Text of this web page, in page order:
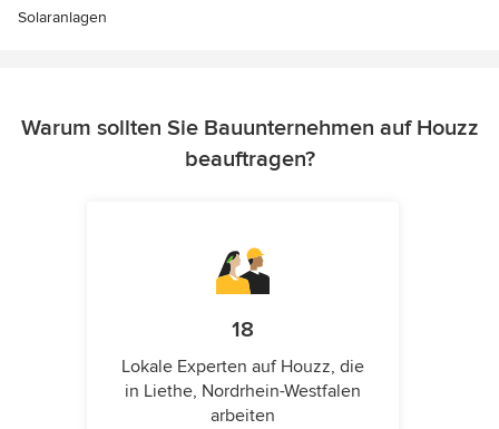
Solaranlagen
Warum sollten Sie Bauunternehmen auf Houzz
beauftragen?
18
Lokale Experten auf Houzz, die
in Liethe, Nordrhein-Westfalen
arbeiten